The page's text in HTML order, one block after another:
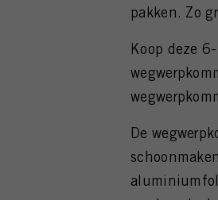
pakken. Zo
Koop deze
De